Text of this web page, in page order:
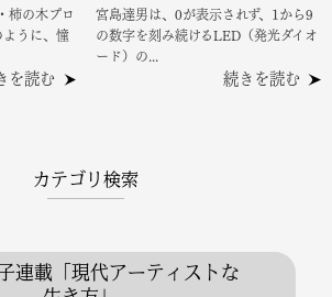
柿の木プロ
ように、憧
を読む
宮島達男は、0が表示されず、1から9
の数字を刻み続けるLED（発光ダイオ
ード）の...
続きを読む
カテゴリ検索
連載「現代アーティストな